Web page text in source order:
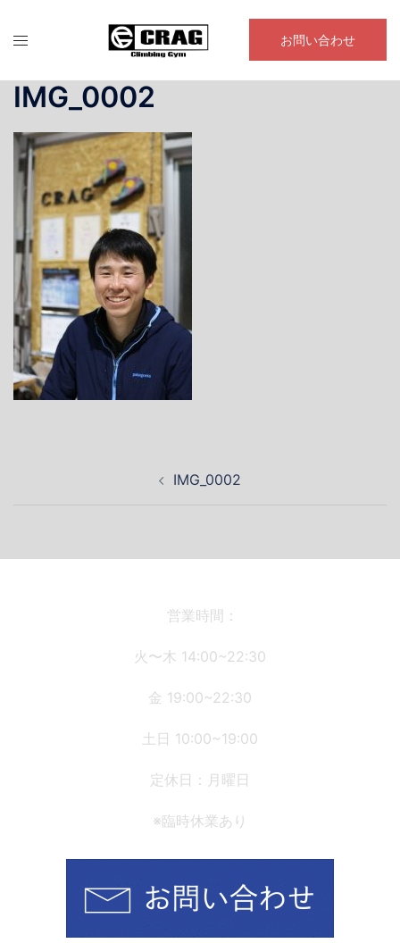
ン
お問い合わせ
IMG_0002
ゲ
IMG_0002
営業時間：
火〜木 14:00~22:30
金 19:00~22:30
土日 10:00~19:00
定休日：月曜日
※臨時休業あり